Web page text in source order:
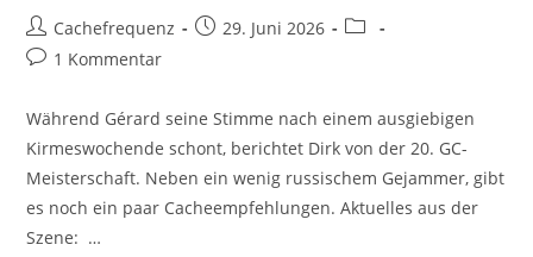
Beitrags-
Autor:
Cachefrequenz
Beitrag29. Juni 2026
Beitrags-
Beitrags-
1 Kommentar
Während Gérard seine Stimme nach einem ausgiebigen
Kirmeswochende schont, berichtet Dirk von der 20. GC-
Meisterschaft. Neben ein wenig russischem Gejammer, gibt
es noch ein paar Cacheempfehlungen. Aktuelles aus der
Szene: …